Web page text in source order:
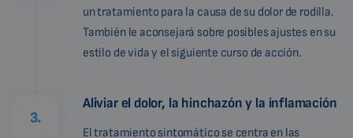
un tratamiento para la causa de su dolor de rodilla.
También le aconsejará sobre posibles ajustes en su
estilo de vida y el siguiente curso de acción.
3.
Aliviar el dolor, la hinchazón y la inflamación
El tratamiento sintomático se centra en las